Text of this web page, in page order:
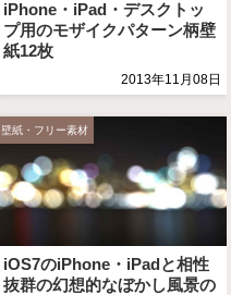
iPhone・iPad・デスクトッ
プ用のモザイクパターン柄壁
紙12枚
2013年11月08日
壁紙・フリー素材
iOS7のiPhone・iPadと相性
抜群の幻想的なぼかし風景の